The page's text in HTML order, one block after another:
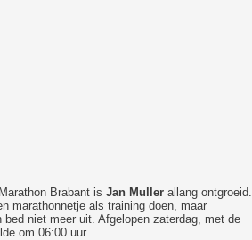
Brabant is Jan Mullerallang ontgroeid.
marathonnetje als training doen, maar
niet meer uit. Afgelopen zaterdag, met de
om 06:00 uur.